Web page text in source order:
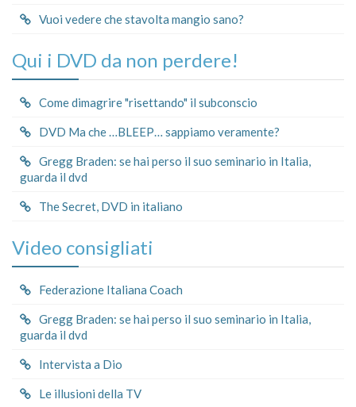
Vuoi vedere che stavolta mangio sano?
Qui i DVD da non perdere!
Come dimagrire "risettando" il subconscio
DVD Ma che …BLEEP… sappiamo veramente?
Gregg Braden: se hai perso il suo seminario in Italia,
guarda il dvd
The Secret, DVD in italiano
Video consigliati
Federazione Italiana Coach
Gregg Braden: se hai perso il suo seminario in Italia,
guarda il dvd
Intervista a Dio
Le illusioni della TV